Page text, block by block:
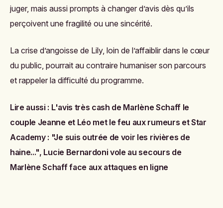
juger, mais aussi prompts à changer d’avis dès qu’ils
perçoivent une fragilité ou une sincérité.
La crise d’angoisse de Lily, loin de l’affaiblir dans le cœur
du public, pourrait au contraire humaniser son parcours
et rappeler la difficulté du programme.
Lire aussi : L'avis très cash de Marlène Schaff le
couple Jeanne et Léo met le feu aux rumeurs etStar
Academy : "Je suis outrée de voir les rivières de
haine...", Lucie Bernardoni vole au secours de
Marlène Schaff face aux attaques en ligne